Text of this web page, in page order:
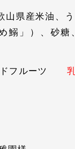
米油、うる
鰯」）、砂糖
ルーツ
乳